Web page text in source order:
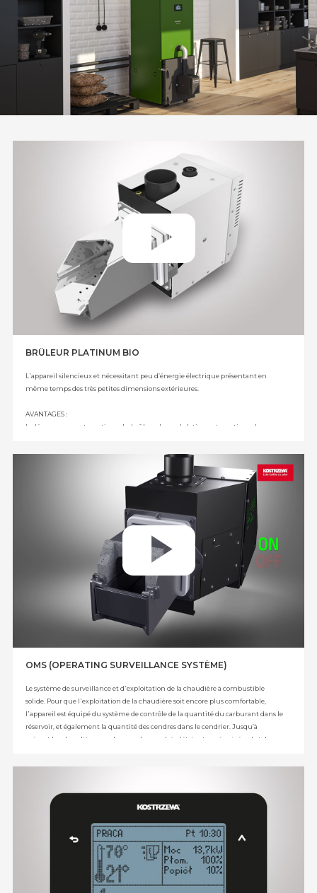
BRÛLEUR PLATINUM BIO
L᾿appareil silencieux et nécessitant peu d’énergie électrique présentant en
même temps des très petites dimensions extérieures.
AVANTAGES :
le démmarage automatique du brûleur, la modulation automatique du
et l᾿arrêt, une basse consommation d᾿énergie électrique, le contrôle de la
température de fonctionnement du brûleur – assure la sécurité au niveau le
plus élevé, 3 phases d᾿allumage du carburant éliminent le risque d᾿explosion
des gaz pendant l᾿allumage, la fonction AUTOLE DÉMMARAGE après
l᾿effondrement de la tension – la mémorisation des derniers réglages, la division
de l᾿air en air primaire et secondaire – diminue l᾿émission de CO au niveau
d᾿émission des brûleurs à gaz et à huile, la fonction de nettoyage automatique
élimine automatiquement le dépôt restant sur la grille du brûleur – la
fonction n᾿est pas accessible dans le cas des brûleurs à gravité, l᾿avoine – la
construction du brûleur rend possible la combustion de l᾿avoine, l᾿insert
céramique – diminue l᾿émissivité et amélioré l᾿efficacité.
OMS (OPERATING SURVEILLANCE SYSTÈME)
Le système de surveillance et d᾿exploitation de la chaudière à combustible
solide. Pour que l᾿exploitation de la chaudière soit encore plus comfortable,
l᾿appareil est équipé du système de contrôle de la quantité du carburant dans le
réservoir, et également la quantité des cendres dans le cendrier. Jusqu’à
présent les chaudières vendues sur le marché n᾿étaient pas équipées de tels
carburant dans le réservoir et d᾿enlever les cendres. Le système construit par la
informations sont affichées sous forme du monit sur l᾿écran du régulateur de la
dans le Bureau des Brevets de la RP.